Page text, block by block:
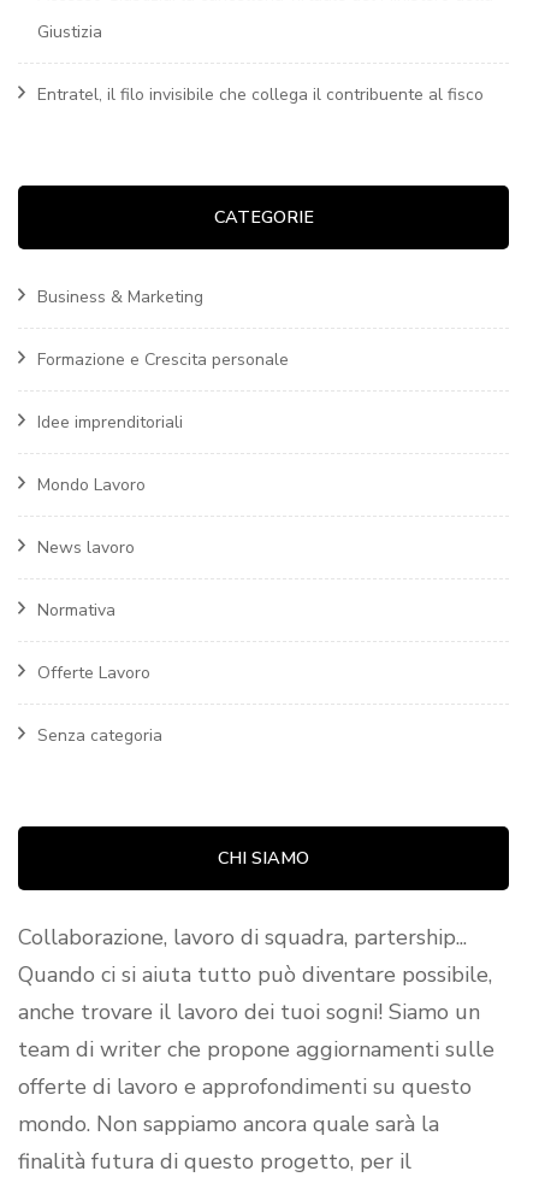
Giustizia
Entratel, il filo invisibile che collega il contribuente al fisco
CATEGORIE
Business & Marketing
Formazione e Crescita personale
Idee imprenditoriali
Mondo Lavoro
News lavoro
Normativa
Offerte Lavoro
Senza categoria
CHI SIAMO
Collaborazione, lavoro di squadra, partership...
Quando ci si aiuta tutto può diventare possibile,
anche trovare il lavoro dei tuoi sogni! Siamo un
team di writer che propone aggiornamenti sulle
offerte di lavoro e approfondimenti su questo
mondo. Non sappiamo ancora quale sarà la
finalità futura di questo progetto, per il